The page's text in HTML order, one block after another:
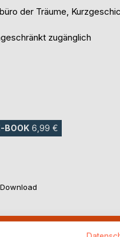
der Träume,
zugänglich
BOOK 6,99 €